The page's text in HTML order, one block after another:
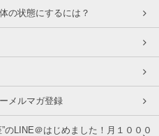
の状態にするには？
メルマガ登録
のLINE＠はじめました！月１０００